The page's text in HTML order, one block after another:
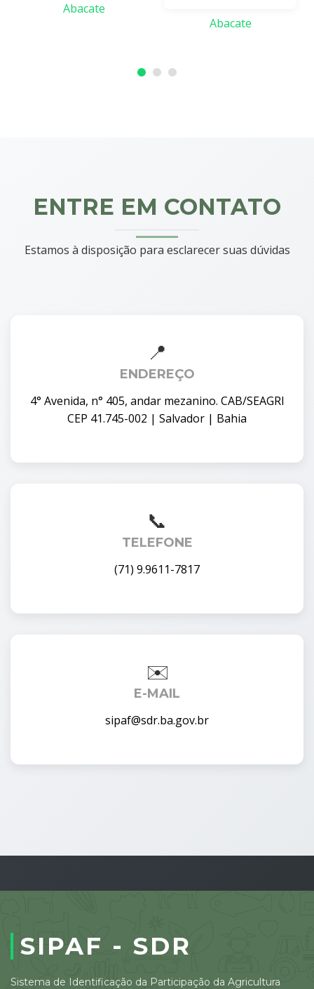
Abacate
Abacate
ENTRE EM CONTATO
Estamos à disposição para esclarecer suas dúvidas
ENDEREÇO
4° Avenida, n° 405, andar mezanino. CAB/SEAGRI
CEP 41.745-002 | Salvador | Bahia
TELEFONE
(71) 9.9611-7817
E-MAIL
sipaf@sdr.ba.gov.br
SIPAF - SDR
Sistema de Identificação da Participação da Agricultura